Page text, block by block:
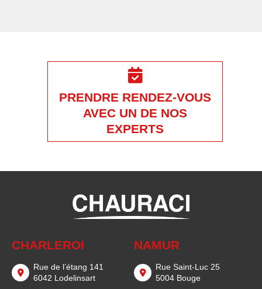
PRENDRE RENDEZ-VOUS
AVEC UN DE NOS
EXPERTS
CHARLEROI
Rue de l’étang 141
6042 Lodelinsart
NAMUR
Rue Saint-Luc 25
5004 Bouge